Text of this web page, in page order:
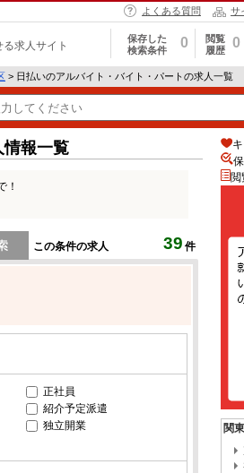
よくある質問 サ
る求人サイト
保存した
検索条件
0
閲覧
履歴
0
> 日払いのアルバイト・バイト・パートの求人一覧
情報一覧
！
この条件の求人 39 件
正社員
紹介予定派遣
独立開業
閲
関